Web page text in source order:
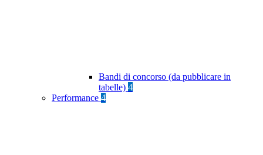
Bandi di concorso (da pubblicare in
tabelle) 4
Performance 4